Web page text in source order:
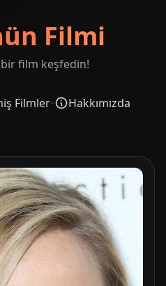
Filmi
film keşfedin!
Filmler• Hakkımızda